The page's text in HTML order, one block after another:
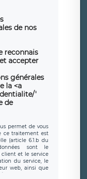
de nos
reconnais
accepter
générales
la <a
'
de
permet de vous
ce traitement est
(article 6.1.b du
sont le
et le service
du service, le
web, ainsi que
Le formulaire